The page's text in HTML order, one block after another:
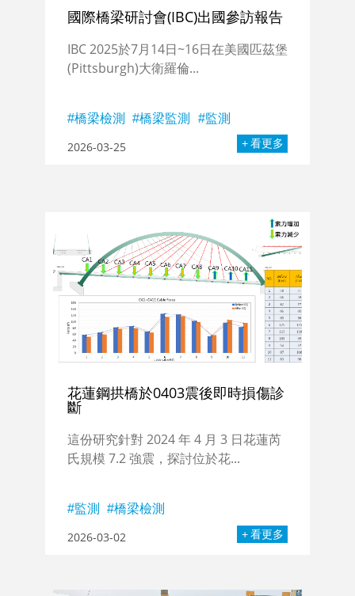
國際橋梁研討會(IBC)出國參訪報告
IBC 2025於7月14日~16日在美國匹茲堡
(Pittsburgh)大衛羅倫...
橋梁檢測 橋梁監測 監測
2026-03-25 看更多
花蓮鋼拱橋於0403震後即時損傷診
斷
這份研究針對 2024 年 4 月 3 日花蓮芮
氏規模 7.2 強震，探討位於花...
監測 橋梁檢測
2026-03-02 看更多